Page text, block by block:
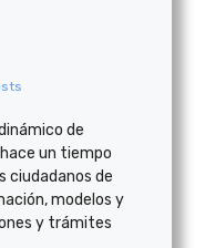
de
un tiempo
ciudadanos de
modelos y
y trámites